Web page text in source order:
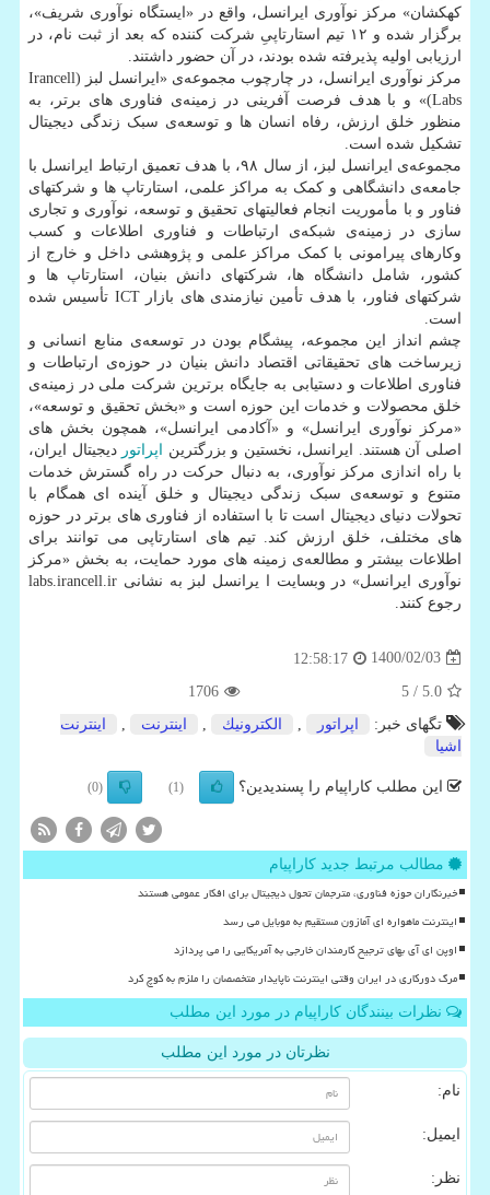
کهکشان» مرکز نوآوری ایرانسل، واقع در «ایستگاه نوآوری شریف»،
برگزار شده و ۱۲ تیم استارتاپیِ شرکت کننده که بعد از ثبت نام، در
ارزیابی اولیه پذیرفته شده بودند، در آن حضور داشتند.
مرکز نوآوری ایرانسل، در چارچوب مجموعه‌ی «ایرانسل لبز (Irancell
Labs)» و با هدف فرصت آفرینی در زمینه‌ی فناوری های برتر، به
منظور خلق ارزش، رفاه انسان ها و توسعه‌ی سبک زندگی دیجیتال
تشکیل شده است.
مجموعه‌ی ایرانسل لبز، از سال ۹۸، با هدف تعمیق ارتباط ایرانسل با
جامعه‌ی دانشگاهی و کمک به مراکز علمی، استارتاپ ها و شرکتهای
فناور و با مأموریت انجام فعالیتهای تحقیق و توسعه، نوآوری و تجاری
سازی در زمینه‌ی شبکه‌ی ارتباطات و فناوری اطلاعات و کسب
وکارهای پیرامونی با کمک مراکز علمی و پژوهشی داخل و خارج از
کشور، شامل دانشگاه ها، شرکتهای دانش بنیان، استارتاپ ها و
شرکتهای فناور، با هدف تأمین نیازمندی های بازار ICT تأسیس شده
است.
چشم انداز این مجموعه، پیشگام بودن در توسعه‌ی منابع انسانی و
زیرساخت های تحقیقاتی اقتصاد دانش بنیان در حوزه‌ی ارتباطات و
فناوری اطلاعات و دستیابی به جایگاه برترین شرکت ملی در زمینه‌ی
خلق محصولات و خدمات این حوزه است و «بخش تحقیق و توسعه»،
«مرکز نوآوری ایرانسل» و «آکادمی ایرانسل»، همچون بخش های
اصلی آن هستند. ایرانسل، نخستین و بزرگترین
اپراتور دیجیتال ایران،
با راه اندازی مرکز نوآوری، به دنبال حرکت در راه گسترش خدمات
متنوع و توسعه‌ی سبک زندگی دیجیتال و خلق آینده ای همگام با
تحولات دنیای دیجیتال است تا با استفاده از فناوری های برتر در حوزه
های مختلف، خلق ارزش کند. تیم های استارتاپی می توانند برای
اطلاعات بیشتر و مطالعه‌ی زمینه های مورد حمایت، به بخش «مرکز
نوآوری ایرانسل» در وبسایت ا یرانسل لبز به نشانی labs.irancell.ir
رجوع کنند.
1400/02/03
12:58:17
5.0
/ 5
1706
تگهای خبر:
اپراتور الكترونیك اینترنت
اینترنت
اشیا
این مطلب کاراپیام را پسندیدین؟ (1)
(0)
مطالب مرتبط جدید کاراپیام
خبرنگاران حوزه فناوری، مترجمان تحول دیجیتال برای افکار عمومی هستند
اینترنت ماهواره ای آمازون مستقیم به موبایل می رسد
اوپن ای آی بهای ترجیح کارمندان خارجی به آمریکایی را می پردازد
مرگ دورکاری در ایران وقتی اینترنت ناپایدار متخصصان را ملزم به کوچ کرد
نظرات بینندگان کاراپیام در مورد این مطلب
نظرتان در مورد این مطلب
نام:
ایمیل:
نظر: